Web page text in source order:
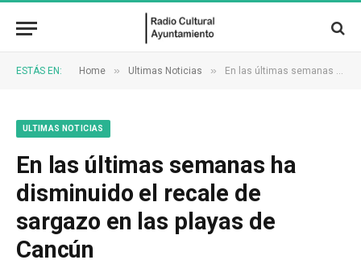
ESTÁS EN: Home » Ultimas Noticias » En las últimas semanas ha disminuido el recale de sargazo en las playas de Cancún
ULTIMAS NOTICIAS
En las últimas semanas ha
disminuido el recale de
sargazo en las playas de
Cancún